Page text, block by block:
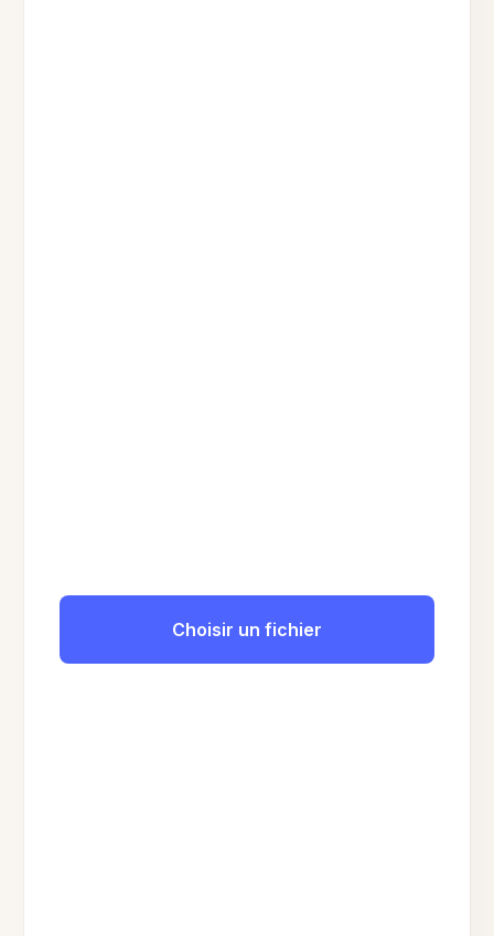
Choisir un fichier